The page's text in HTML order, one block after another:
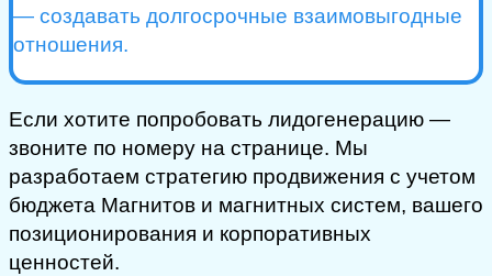
— создавать долгосрочные взаимовыгодные
отношения.
Если хотите попробовать лидогенерацию —
звоните по номеру на странице. Мы
разработаем стратегию продвижения с учетом
бюджета Магнитов и магнитных систем, вашего
позиционирования и корпоративных
ценностей.